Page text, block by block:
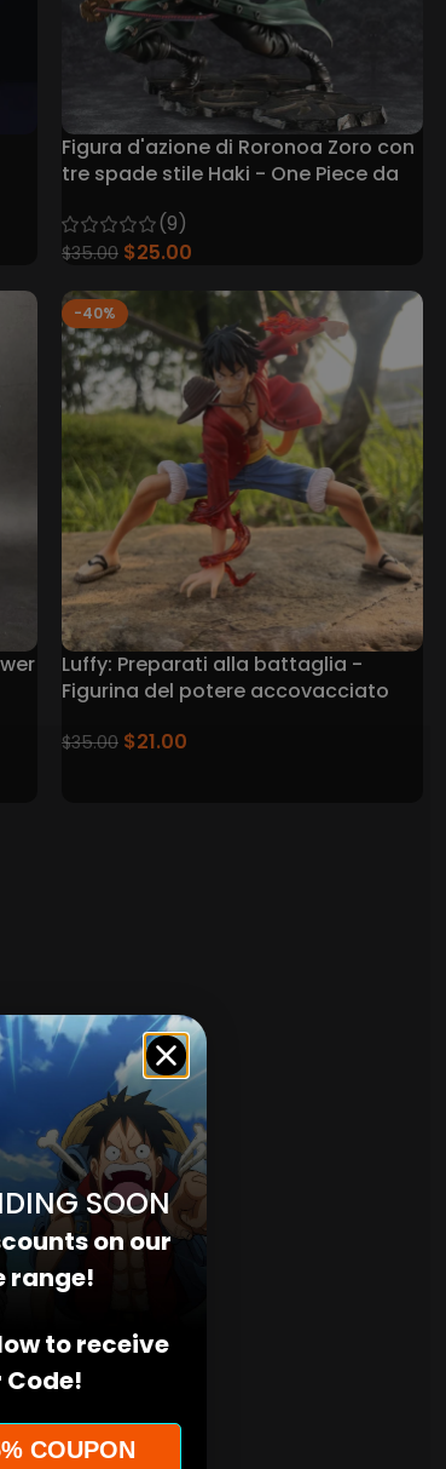
Figura d'azione di Roronoa Zoro con
tre spade stile Haki - One Piece da
(9)
$35.00 $25.00
-40%
Luffy: Preparati alla battaglia -
Figurina del potere accovacciato
$35.00 $21.00
SOON
on our
range!
to receive
COUPON